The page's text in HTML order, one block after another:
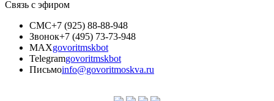
Связь с эфиром
СМС+7 (925) 88-88-948
Звонок+7 (495) 73-73-948
MAXgovoritmskbot
Telegramgovoritmskbot
Письмоinfo@govoritmoskva.ru